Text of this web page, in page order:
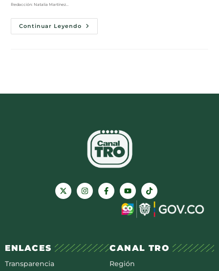
Redacción: Natalia Martínez…
Continuar Leyendo
ENLACES
Transparencia
CANAL TRO
Región